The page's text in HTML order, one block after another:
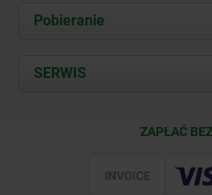
O nas
Kontakt
Pobieranie
Documents
SERWIS
ZAPŁAĆ